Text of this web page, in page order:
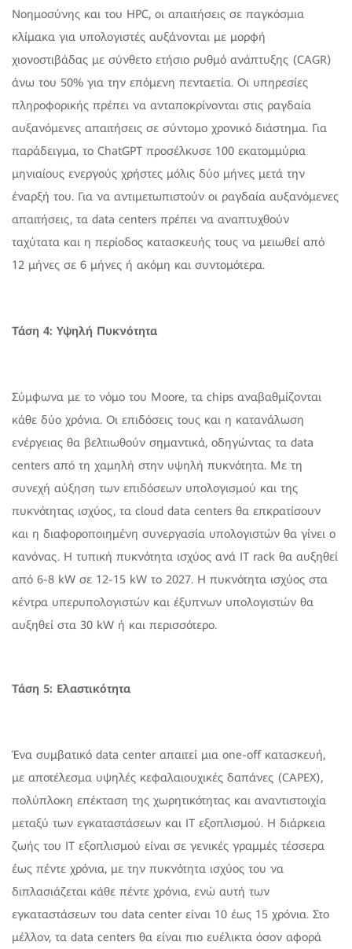
Νοημοσύνης και του HPC, οι απαιτήσεις σε παγκόσμια
κλίμακα για υπολογιστές αυξάνονται με μορφή
χιονοστιβάδας με σύνθετο ετήσιο ρυθμό ανάπτυξης (CAGR)
άνω του 50% για την επόμενη πενταετία. Οι υπηρεσίες
πληροφορικής πρέπει να ανταποκρίνονται στις ραγδαία
αυξανόμενες απαιτήσεις σε σύντομο χρονικό διάστημα. Για
παράδειγμα, το ChatGPT προσέλκυσε 100 εκατομμύρια
μηνιαίους ενεργούς χρήστες μόλις δύο μήνες μετά την
έναρξή του. Για να αντιμετωπιστούν οι ραγδαία αυξανόμενες
απαιτήσεις, τα data centers πρέπει να αναπτυχθούν
ταχύτατα και η περίοδος κατασκευής τους να μειωθεί από
12 μήνες σε 6 μήνες ή ακόμη και συντομότερα.
Τάση 4: Υψηλή Πυκνότητα
Σύμφωνα με το νόμο του Moore, τα chips αναβαθμίζονται
κάθε δύο χρόνια. Οι επιδόσεις τους και η κατανάλωση
ενέργειας θα βελτιωθούν σημαντικά, οδηγώντας τα data
centers από τη χαμηλή στην υψηλή πυκνότητα. Με τη
συνεχή αύξηση των επιδόσεων υπολογισμού και της
πυκνότητας ισχύος, τα cloud data centers θα επκρατίσουν
και η διαφοροποιημένη συνεργασία υπολογιστών θα γίνει ο
κανόνας. Η τυπική πυκνότητα ισχύος ανά IT rack θα αυξηθεί
από 6-8 kW σε 12-15 kW το 2027. Η πυκνότητα ισχύος στα
κέντρα υπερυπολογιστών και έξυπνων υπολογιστών θα
αυξηθεί στα 30 kW ή και περισσότερο.
Τάση 5: Ελαστικότητα
Ένα συμβατικό data center απαιτεί μια one-off κατασκευή,
με αποτέλεσμα υψηλές κεφαλαιουχικές δαπάνες (CAPEX),
πολύπλοκη επέκταση της χωρητικότητας και αναντιστοιχία
μεταξύ των εγκαταστάσεων και IT εξοπλισμού. Η διάρκεια
ζωής του IT εξοπλισμού είναι σε γενικές γραμμές τέσσερα
έως πέντε χρόνια, με την πυκνότητα ισχύος του να
διπλασιάζεται κάθε πέντε χρόνια, ενώ αυτή των
εγκαταστάσεων του data center είναι 10 έως 15 χρόνια. Στο
μέλλον, τα data centers θα είναι πιο ευέλικτα όσον αφορά